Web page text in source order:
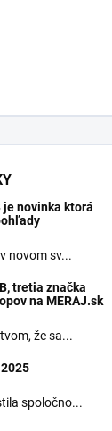
novinka ktorá
novom sv...
tretia značka
na MERAJ.sk
že sa...
spoločno...